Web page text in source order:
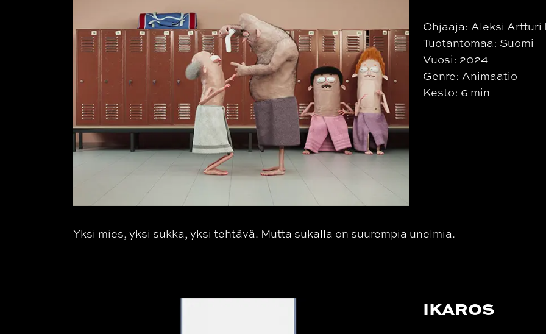
Ohjaaja: Aleksi Artturi
Tuotantomaa: Suomi
Vuosi: 2024
Genre: Animaatio
Kesto: 6 min
Yksi mies, yksi sukka, yksi tehtävä. Mutta sukalla on suurempia unelmia.
IKAROS